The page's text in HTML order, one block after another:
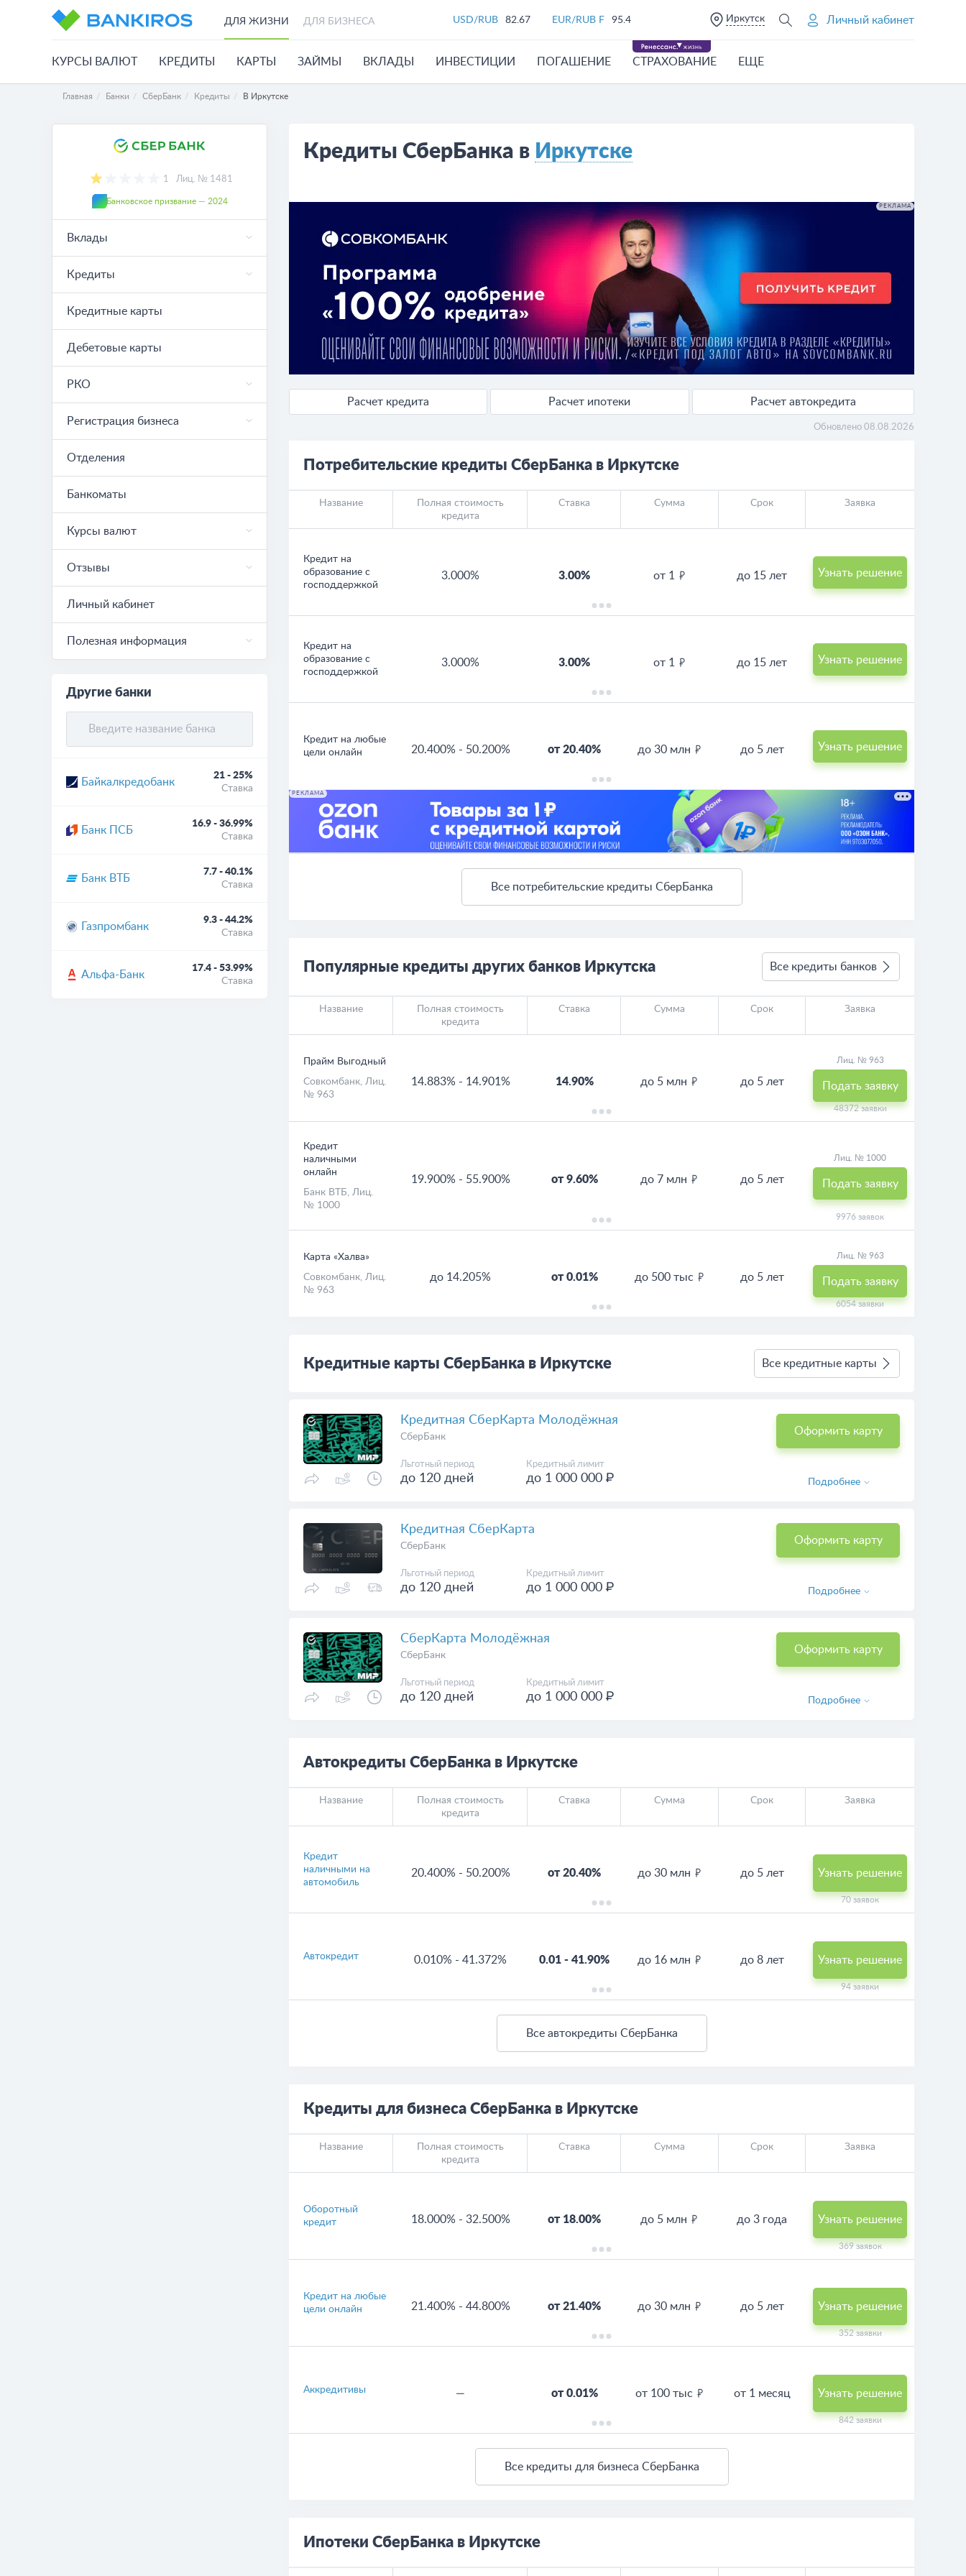
ДЛЯ ЖИЗНИ ДЛЯ БИЗНЕСА USD/RUB 82.67 EUR/RUB F 95.4 Иркутск Личный кабинет
КУРСЫ ВАЛЮТ КРЕДИТЫ КАРТЫ ЗАЙМЫ ВКЛАДЫ ИНВЕСТИЦИИ ПОГАШЕНИЕ СТРАХОВАНИЕ ЕЩЕ
Главная Банки СберБанк Кредиты В Иркутске
1 Лиц. № 1481
Банковское призвание — 2024
Вклады
Кредиты
Кредитные карты
Дебетовые карты
РКО
Регистрация бизнеса
Отделения
Банкоматы
Курсы валют
Отзывы
Личный кабинет
Полезная информация
Другие банки
Байкалкредобанк
21 - 25%
Ставка
Банк ПСБ
16.9 - 36.99%
Ставка
Банк ВТБ
7.7 - 40.1%
Ставка
Газпромбанк
9.3 - 44.2%
Ставка
Альфа-Банк
17.4 - 53.99%
Ставка
Кредиты СберБанка в Иркутске
РЕКЛАМА
Расчет кредита Расчет ипотеки Расчет автокредита
Обновлено 08.08.2026
Потребительские кредиты СберБанка в Иркутске
Название
Полная стоимость
кредита
Ставка Сумма Срок Заявка
Кредит на
образование с
господдержкой
3.000% 3.00% от 1 до 15 лет Узнать решение
Кредит на
образование с
господдержкой
3.000% 3.00% от 1 до 15 лет Узнать решение
Кредит на любые
цели онлайн
20.400% - 50.200% от 20.40% до 30 млн до 5 лет Узнать решение
РЕКЛАМА
Все потребительские кредиты СберБанка
Популярные кредиты других банков Иркутска Все кредиты банков
Название
Полная стоимость
кредита
Ставка Сумма Срок Заявка
Прайм Выгодный
Совкомбанк, Лиц.
№ 963
14.883% - 14.901% 14.90% до 5 млн до 5 лет
Лиц. № 963
Подать заявку
48372 заявки
Кредит
наличными
онлайн
Банк ВТБ, Лиц.
№ 1000
19.900% - 55.900% от 9.60% до 7 млн до 5 лет
Лиц. № 1000
Подать заявку
9976 заявок
Карта «Халва»
Совкомбанк, Лиц.
№ 963
до 14.205% от 0.01% до 500 тыс до 5 лет
Лиц. № 963
Подать заявку
6054 заявки
Кредитные карты СберБанка в Иркутске Все кредитные карты
Кредитная СберКарта Молодёжная
СберБанк
Льготный период
до 120 дней
Кредитный лимит
до 1 000 000 ₽
Оформить карту
Подробнее
Кредитная СберКарта
СберБанк
Льготный период
до 120 дней
Кредитный лимит
до 1 000 000 ₽
Оформить карту
Подробнее
СберКарта Молодёжная
СберБанк
Льготный период
до 120 дней
Кредитный лимит
до 1 000 000 ₽
Оформить карту
Подробнее
Автокредиты СберБанка в Иркутске
Название
Полная стоимость
кредита
Ставка Сумма Срок Заявка
Кредит
наличными на
автомобиль
20.400% - 50.200% от 20.40% до 30 млн до 5 лет Узнать решение
70 заявок
Автокредит 0.010% - 41.372% 0.01 -41.90% до 16 млн до 8 лет Узнать решение
94 заявки
Все автокредиты СберБанка
Кредиты для бизнеса СберБанка в Иркутске
Название
Полная стоимость
кредита
Ставка Сумма Срок Заявка
Оборотный
кредит
18.000% - 32.500% от 18.00% до 5 млн до 3 года Узнать решение
369 заявок
Кредит на любые
цели онлайн
21.400% - 44.800% от 21.40% до 30 млн до 5 лет Узнать решение
352 заявки
Аккредитивы — от 0.01% от 100 тыс от 1 месяц Узнать решение
842 заявки
Все кредиты для бизнеса СберБанка
Ипотеки СберБанка в Иркутске